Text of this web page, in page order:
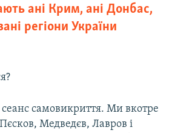
ані Крим, ані Донбас,
регіони України
самовикриття. Ми вкотре
Медведєв, Лавров і